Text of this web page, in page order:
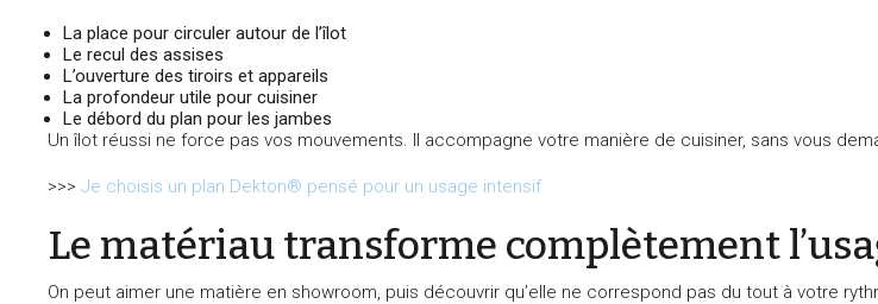
La place pour circuler autour de l’îlot
Le recul des assises
L’ouverture des tiroirs et appareils
La profondeur utile pour cuisiner
Le débord du plan pour les jambes
Un îlot réussi ne force pas vos mouvements. Il accompagne votre manière de cuisiner, sans vous
>>> Je choisis un plan Dekton® pensé pour un usage intensif
Le matériau transforme complètement
On peut aimer une matière en showroom, puis découvrir qu’elle ne correspond pas du tout à votre